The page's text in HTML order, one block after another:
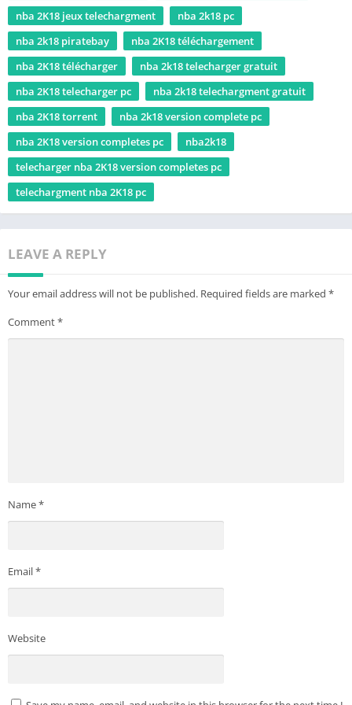
nba 2K18 jeux telechargment
nba 2k18 pc
nba 2k18 piratebay
nba 2K18 téléchargement
nba 2K18 télécharger
nba 2k18 telecharger gratuit
nba 2K18 telecharger pc
nba 2k18 telechargment gratuit
nba 2K18 torrent
nba 2k18 version complete pc
nba 2K18 version completes pc
nba2k18
telecharger nba 2K18 version completes pc
telechargment nba 2K18 pc
LEAVE A REPLY
Your email address will not be published. Required fields are marked *
Comment*
Name*
Email*
Website